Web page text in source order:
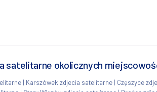
satelitarne okolicznych
| Karszówek zdjecia satelitarne | Częszyce